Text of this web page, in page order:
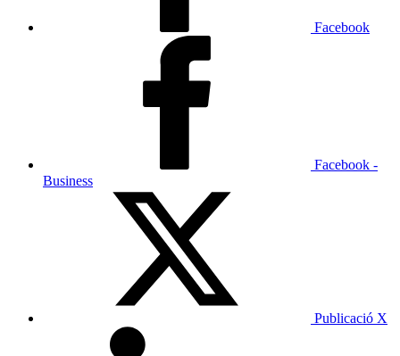
Facebook
Facebook -
Business
Publicació X